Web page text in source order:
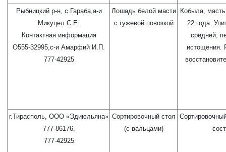
Рыбницкий р-н, с.Гараба,а-и
Микуцел С.Е.
Контактная информация
О555-32995,с-и Амарфий И.П.
777-42925
Лошадь белой масти
с гужевой повозкой
Кобыла,
22 года.
средней,
истощения.
г.Тирасполь, ООО «Эдиюльяна»
777-86176,
777-42925
Сортировочный стол
(с вальцами)